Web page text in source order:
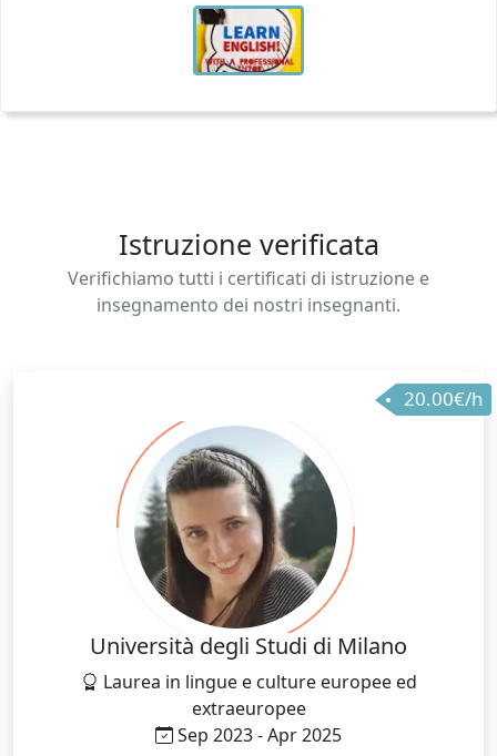
Istruzione verificata
Verifichiamo tutti i certificati di istruzione e
insegnamento dei nostri insegnanti.
20.00€/h
Università degli Studi di Milano
Laurea in lingue e culture europee ed
extraeuropee
Sep 2023 - Apr 2025